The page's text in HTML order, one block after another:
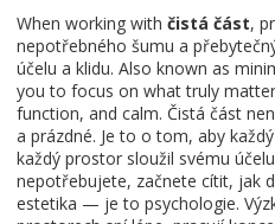
When working with čistá část,
nepotřebného šumu a
účelu a klidu. Also known as
you to focus on what truly
function, and calm. Čistá část
a prázdné. Je to o tom, aby
každý prostor sloužil svému
nepotřebujete, začnete cítit, jak
estetika — je to psychologie.